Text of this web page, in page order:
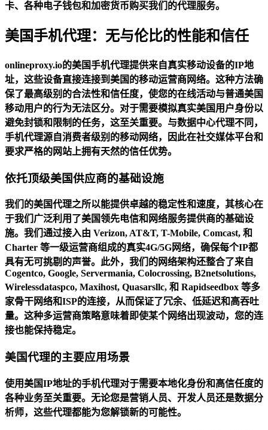
卡、各种电子钱包和加密货币购买我们的代理服务。
美国手机代理：无与伦比的性能和信任
onlineproxy.io的美国手机代理提供来自真实移动设备的IP地
址，这些设备直接连接到美国的移动运营商网络。这种方法确
保了最高级别的合法性和信任度，使您的在线活动与普通美国
移动用户的行为无法区分。对于需要模拟真实美国用户身份以
避免封锁和限制的任务，这至关重要。与数据中心代理不同，
手机代理源自消费者级别的移动网络，因此在社交媒体平台和
要求严格的网站上拥有天然的信任优势。
依托顶级美国供应商的基础设施
我们的美国代理之所以能提供卓越的稳定性和速度，其核心在
于我们广泛利用了美国领先电信和网络服务提供商的基础设
施。我们通过接入由 Verizon,AT&T, T-Mobile, Comcast, 和
Charter 等一级运营商组成的真实4G/5G网络，确保每个IP都
具有无可挑剔的声誉。此外，我们的网络架构还整合了来自
Cogentco, Google, Servermania, Colocrossing, B2netsolutions,
Wirelessdataspco, Maxihost, Quasarsllc, 和 Rapidseedbox 等多
家骨干网络和ISP的连接，从而保证了冗余、低延迟和高吞吐
量。这种多运营商策略意味着即使某个网络出现波动，您的连
接也能保持稳定。
美国代理的主要应用场景
使用美国IP地址的手机代理对于需要本地化身份和高信任度的
各种业务至关重要。无论您是营销人员、开发人员还是数据分
析师，这些代理都能为您解锁新的可能性。